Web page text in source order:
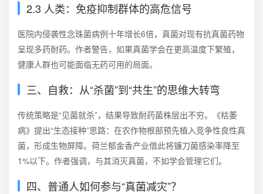
2.3 人类：免疫抑制群体的高危信号
医院内侵袭性念珠菌病例十年增长6倍，真菌对现有抗真菌药物
呈现多药耐药。作者警告，如果真菌学会在更高温度下繁殖，
健康人群也可能面临无药可用的局面。
三、自救：从“杀菌”到“共生”的思维大转弯
传统策略是“见菌就杀”，结果导致耐药菌株层出不穷。《枯萎
病》提出“生态接种”思路：在农作物根部预先植入竞争性良性真
菌，形成生物屏障。荷兰郁金香产业借此将镰刀菌感染率降至
1%以下。作者强调，与其消灭真菌，不如学会管理它们。
四、普通人如何参与“真菌减灾”？